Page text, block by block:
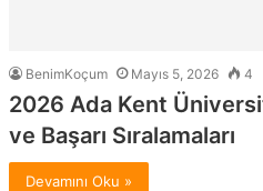
BenimKoçum Mayıs 5, 2026 4
2026 Ada Kent
ve Başarı Sıralamaları
Devamını Oku »